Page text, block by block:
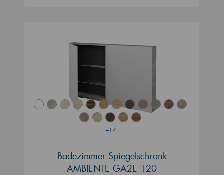
+17
Badezimmer Spiegelschrank
AMBIENTE GA2E 120